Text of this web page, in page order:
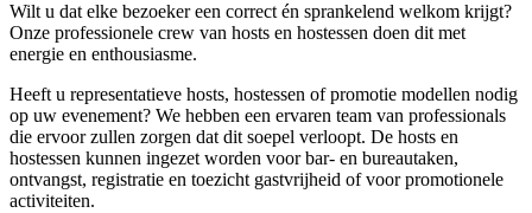
Wilt u dat elke bezoeker een correct én sprankelend welkom krijgt?
Onze professionele crew van hosts en hostessen doen dit met
energie en enthousiasme.
Heeft u representatieve hosts, hostessen of promotie modellen nodig
op uw evenement? We hebben een ervaren team van professionals
die ervoor zullen zorgen dat dit soepel verloopt. De hosts en
hostessen kunnen ingezet worden voor bar- en bureautaken,
ontvangst, registratie en toezicht gastvrijheid of voor promotionele
activiteiten.